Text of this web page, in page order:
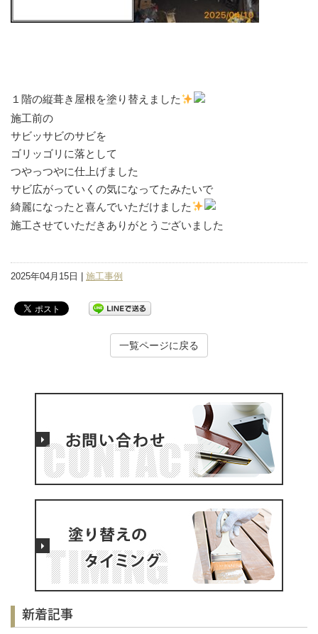
１階の縦葺き屋根を塗り替えました
施工前の
サビッサビのサビを
ゴリッゴリに落として
つやっつやに仕上げました
サビ広がっていくの気になってたみたいで
綺麗になったと喜んでいただけました
施工させていただきありがとうございました
2025年04月15日 | 施工事例
一覧ページに戻る
新着記事